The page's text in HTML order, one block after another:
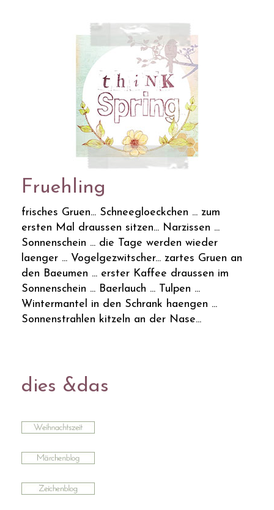
Fruehling
frisches Gruen... Schneegloeckchen ... zum
ersten Mal draussen sitzen... Narzissen ...
Sonnenschein ... die Tage werden wieder
laenger ... Vogelgezwitscher... zartes Gruen an
den Baeumen ... erster Kaffee draussen im
Sonnenschein ... Baerlauch ... Tulpen ...
Wintermantel in den Schrank haengen ...
Sonnenstrahlen kitzeln an der Nase...
dies &das